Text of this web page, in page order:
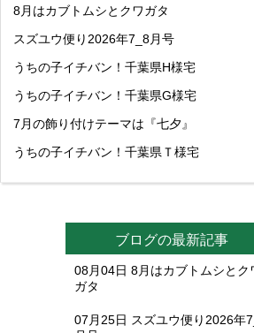
8月はカブトムシとクワガタ
スズユウ便り2026年7_8月号
うちの子イチバン！千葉県H様宅
うちの子イチバン！千葉県G様宅
7月の飾り付けテーマは『七夕』
うちの子イチバン！千葉県Ｔ様宅
ブログの最新記事
08月04日 8月はカブトムシとク
ガタ
07月25日 スズユウ便り2026年